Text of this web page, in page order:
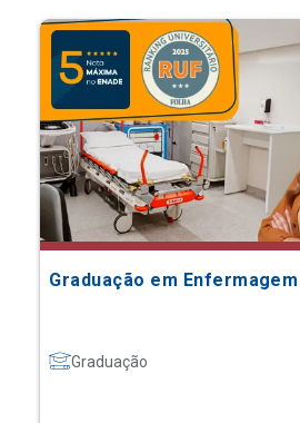
Graduação em Enfermagem
Graduação